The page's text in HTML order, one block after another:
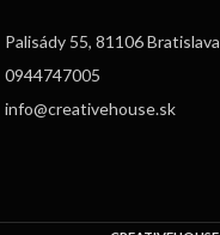
Palisády 55, 81106 Bratislava
0944747005
info@creativehouse.sk